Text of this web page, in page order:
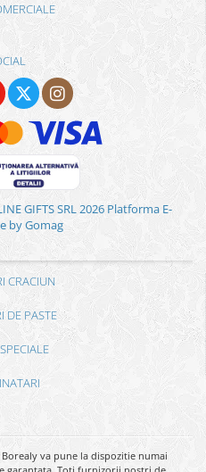
GIFTS SRL 2026 Platforma E-
by Gomag
CRACIUN
DE PASTE
va pune la dispozitie numai